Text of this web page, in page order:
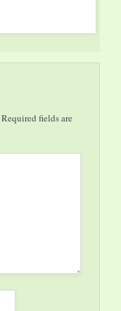
Required fields are